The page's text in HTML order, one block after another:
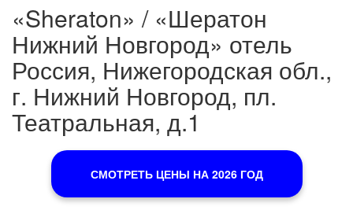
«Sheraton» / «Шератон
Нижний Новгород» отель
Россия, Нижегородская обл.,
г. Нижний Новгород, пл.
Театральная, д.1
СМОТРЕТЬ ЦЕНЫ НА 2026 ГОД